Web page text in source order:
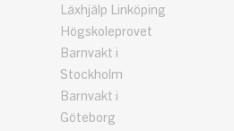
Läxhjälp Linköping
Högskoleprovet
Barnvakt i
Stockholm
Barnvakt i
Göteborg